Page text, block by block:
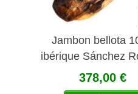
Jambon bellota
ibérique Sánchez
Carvajal
378,00 €